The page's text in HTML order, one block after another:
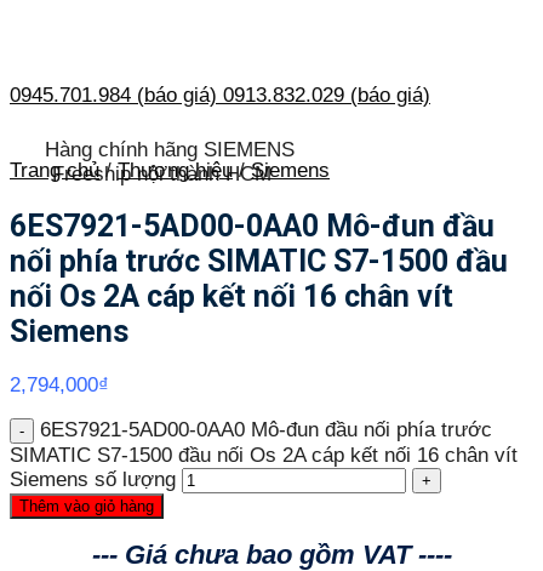
0945.701.984 (báo giá) 0913.832.029 (báo giá)
Hàng chính hãng SIEMENS
Freeship nội thành HCM
Trang chủ / Thương hiệu / Siemens
6ES7921-5AD00-0AA0 Mô-đun đầu
nối phía trước SIMATIC S7-1500 đầu
nối Os 2A cáp kết nối 16 chân vít
Siemens
2,794,000₫
6ES7921-5AD00-0AA0 Mô-đun đầu nối phía trước
SIMATIC S7-1500 đầu nối Os 2A cáp kết nối 16 chân vít
Siemens số lượng
Thêm vào giỏ hàng
--- Giá chưa bao gồm VAT ----